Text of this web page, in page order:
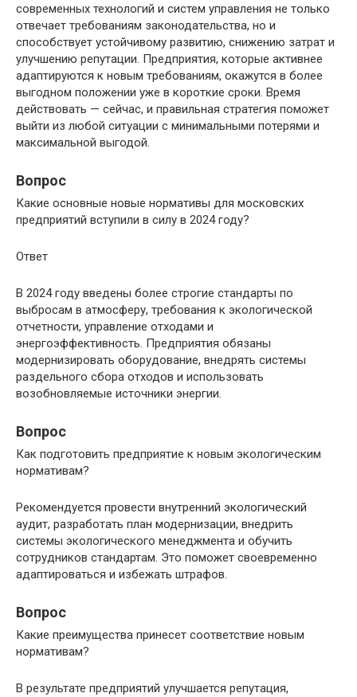
современных технологий и систем управления не только
отвечает требованиям законодательства, но и
способствует устойчивому развитию, снижению затрат и
улучшению репутации. Предприятия, которые активнее
адаптируются к новым требованиям, окажутся в более
выгодном положении уже в короткие сроки. Время
действовать — сейчас, и правильная стратегия поможет
выйти из любой ситуации с минимальными потерями и
максимальной выгодой.
Вопрос
Какие основные новые нормативы для московских
предприятий вступили в силу в 2024 году?
Ответ
В 2024 году введены более строгие стандарты по
выбросам в атмосферу, требования к экологической
отчетности, управление отходами и
энергоэффективность. Предприятия обязаны
модернизировать оборудование, внедрять системы
раздельного сбора отходов и использовать
возобновляемые источники энергии.
Вопрос
Как подготовить предприятие к новым экологическим
нормативам?
Рекомендуется провести внутренний экологический
аудит, разработать план модернизации, внедрить
системы экологического менеджмента и обучить
сотрудников стандартам. Это поможет своевременно
адаптироваться и избежать штрафов.
Вопрос
Какие преимущества принесет соответствие новым
нормативам?
В результате предприятий улучшается репутация,